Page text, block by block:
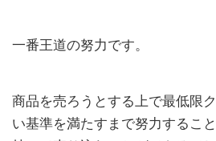
一番王道の努力です。
商品を売ろうとする上で最低限
い基準を満たすまで努力するこ